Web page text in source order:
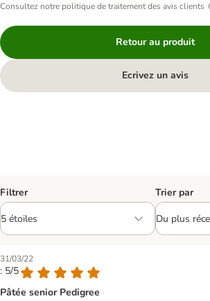
Consultez notre politique de traitement des avis clients
Retour au produit
Ecrivez un avis
Filtrer Trier par
31/03/22
: 5/5
Pâtée senior Pedigree